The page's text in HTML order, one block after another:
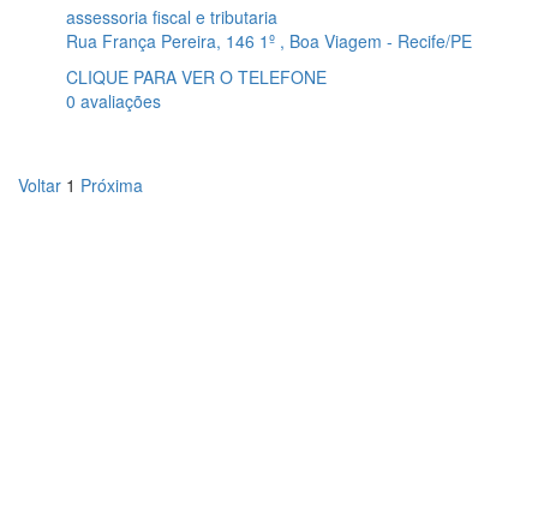
assessoria fiscal e tributaria
Rua França Pereira, 146 1º , Boa Viagem - Recife/PE
CLIQUE PARA VER O TELEFONE
0 avaliações
Voltar 1 Próxima